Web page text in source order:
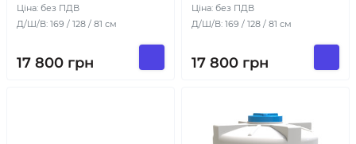
Ціна: без ПДВ
Д/Ш/В: 169 / 128 / 81 см
17 800 грн
Ціна: без ПДВ
Д/Ш/В: 169 / 128 / 81 см
17 800 грн